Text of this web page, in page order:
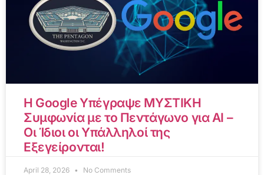
Η Google Υπέγραψε ΜΥΣΤΙΚΗ
Συμφωνία με το Πεντάγωνο για AI –
Οι Ίδιοι οι Υπάλληλοί της
Εξεγείρονται!
April 28, 2026 No Comments